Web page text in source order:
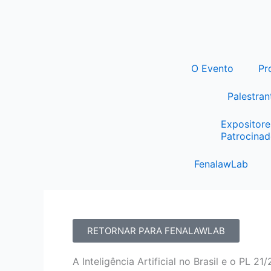
O Evento
FenalawLab
RETORNAR PARA FENALAWLAB
A Inteligência Artificial no Brasil e o PL 21/